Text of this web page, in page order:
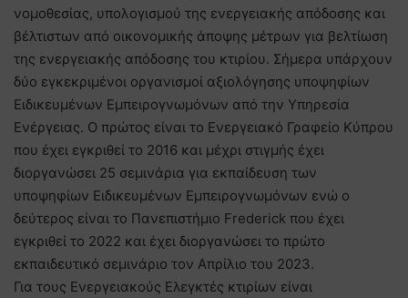
νομοθεσίας, υπολογισμού της ενεργειακής απόδοσης και
βέλτιστων από οικονομικής άποψης μέτρων για βελτίωση
της ενεργειακής απόδοσης του κτιρίου. Σήμερα υπάρχουν
δύο εγκεκριμένοι οργανισμοί αξιολόγησης υποψηφίων
Ειδικευμένων Εμπειρογνωμόνων από την Υπηρεσία
Ενέργειας. Ο πρώτος είναι το Ενεργειακό Γραφείο Κύπρου
που έχει εγκριθεί το 2016 και μέχρι στιγμής έχει
διοργανώσει 25 σεμινάρια για εκπαίδευση των
υποψηφίων Ειδικευμένων Εμπειρογνωμόνων ενώ ο
δεύτερος είναι το Πανεπιστήμιο Frederick που έχει
εγκριθεί το 2022 και έχει διοργανώσει το πρώτο
εκπαιδευτικό σεμινάριο τον Απρίλιο του 2023.
Για τους Ενεργειακούς Ελεγκτές κτιρίων είναι